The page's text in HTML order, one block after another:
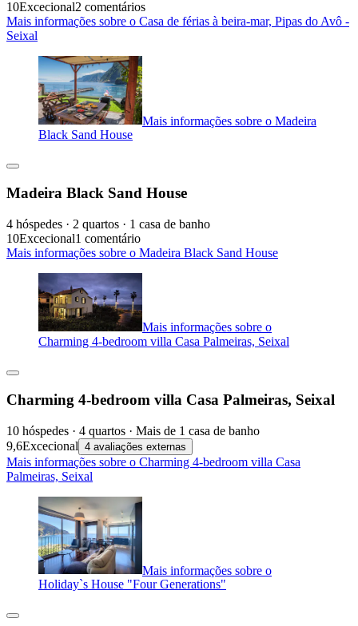
10Excecional2 comentários
Mais informações sobre o Casa de férias à beira-mar, Pipas do Avô -
Seixal
Mais informações sobre o Madeira
Black Sand House
Madeira Black Sand House
4 hóspedes · 2 quartos · 1 casa de banho
10Excecional1 comentário
Mais informações sobre o Madeira Black Sand House
Mais informações sobre o
Charming 4-bedroom villa Casa Palmeiras, Seixal
Charming 4-bedroom villa Casa Palmeiras, Seixal
10 hóspedes · 4 quartos · Mais de 1 casa de banho
9,6Excecional 4 avaliações externas
Mais informações sobre o Charming 4-bedroom villa Casa
Palmeiras, Seixal
Mais informações sobre o
Holiday`s House "Four Generations"